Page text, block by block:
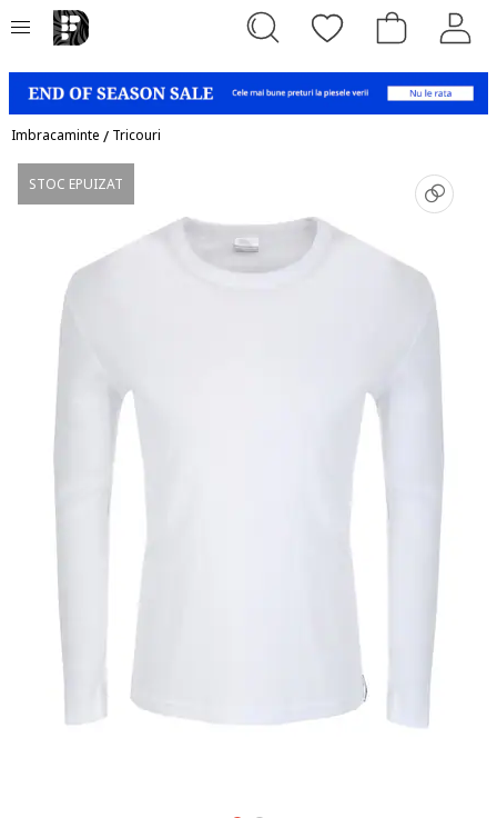
Imbracaminte / Tricouri
STOC EPUIZAT